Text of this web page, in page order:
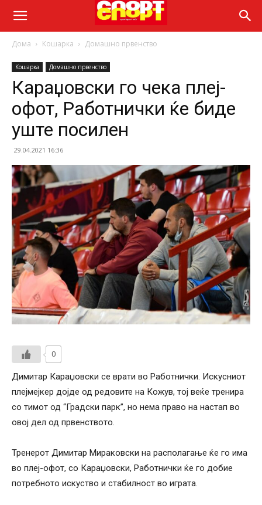
Дома Кошарка Домашно првенство
Кошарка Домашно првенство
Караџовски го чека плеј-
офот, Работнички ќе биде
уште посилен
29.04.2021 16:36
0
Димитар Караџовски се врати во Работнички. Искусниот
плејмејкер дојде од редовите на Кожув, тој веќе тренира
со тимот од “Градски парк”, но нема право на настап во
овој дел од првенството.
Тренерот Димитар Мираковски на располагање ќе го има
во плеј-офот, со Караџовски, Работнички ќе го добие
потребното искуство и стабилност во играта.